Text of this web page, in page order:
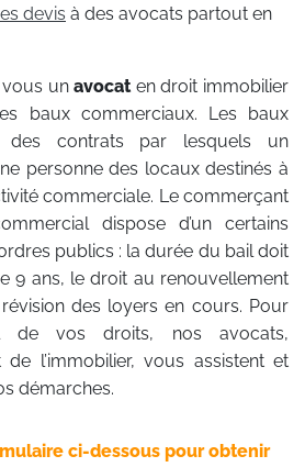
devis à des avocats partout en
vous unavocat en droit immobilier
baux commerciaux. Les baux
des contrats par lesquels un
personne des locaux destinés à
commerciale. Le commerçant
dispose d’un certains
publics : la durée du bail doit
9 ans, le droit au renouvellement
des loyers en cours. Pour
de vos droits, nos avocats,
l’immobilier, vous assistent et
démarches.
ci-dessous pour obtenir